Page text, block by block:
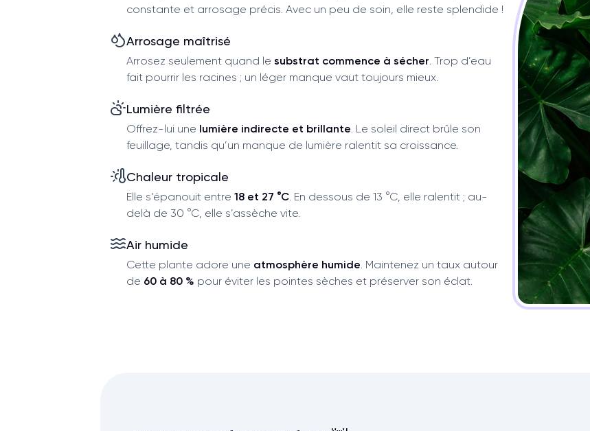
constante et arrosage précis. Avec un peu de soin, elle reste splendide !
Arrosage maîtrisé
Arrosez seulement quand le substrat commence à sécher . Trop d’eau
fait pourrir les racines ; un léger manque vaut toujours mieux.
Lumière filtrée
Offrez-lui une lumière indirecte et brillante . Le soleil direct brûle son
feuillage, tandis qu’un manque de lumière ralentit sa croissance.
Chaleur tropicale
Elle s’épanouit entre 18 et 27 °C . En dessous de 13 °C, elle ralentit ; au-
delà de 30 °C, elle s’assèche vite.
Air humide
Cette plante adore une atmosphère humide . Maintenez un taux autour
de 60 à 80 % pour éviter les pointes sèches et préserver son éclat.